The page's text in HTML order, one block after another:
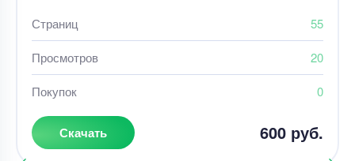
Страниц 55
Просмотров 20
Покупок 0
Скачать 600 руб.